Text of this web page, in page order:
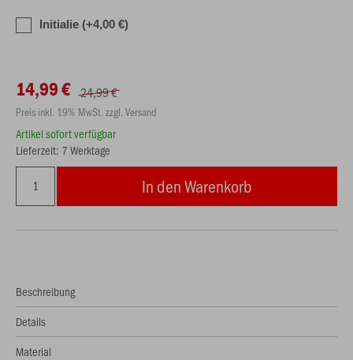
Initialie (+4,00 €)
14,99 € 24,99 €
Preis inkl. 19% MwSt. zzgl. Versand
Artikel sofort verfügbar
Lieferzeit: 7 Werktage
In den Warenkorb
Beschreibung
Details
Material